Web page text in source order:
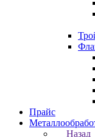
Прайс
Назад